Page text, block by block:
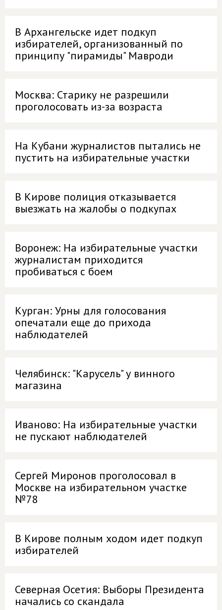
В Архангельске идет подкуп
избирателей, организованный по
принципу "пирамиды" Мавроди
Москва: Старику не разрешили
проголосовать из-за возраста
На Кубани журналистов пытались не
пустить на избирательные участки
В Кирове полиция отказывается
выезжать на жалобы о подкупах
Воронеж: На избирательные участки
журналистам приходится
пробиваться с боем
Курган: Урны для голосования
опечатали еще до прихода
наблюдателей
Челябинск: "Карусель" у винного
магазина
Иваново: На избирательные участки
не пускают наблюдателей
Сергей Миронов проголосовал в
Москве на избирательном участке
№78
В Кирове полным ходом идет подкуп
избирателей
Северная Осетия: Выборы Президента
начались со скандала